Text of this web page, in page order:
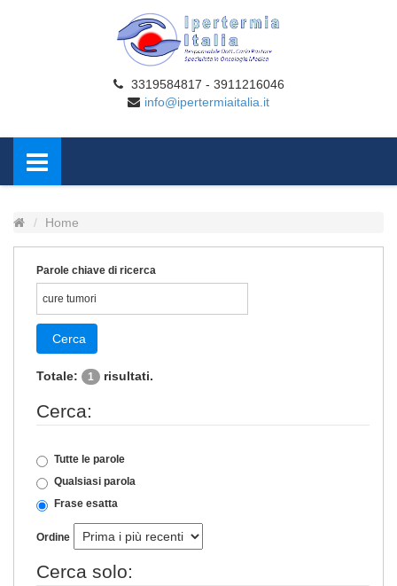
3319584817 - 3911216046
info@ipertermiaitalia.it
Home
Parole chiave di ricerca
Cerca
Totale: 1 risultati.
Cerca:
Tutte le parole
Qualsiasi parola
Frase esatta
Ordine
Cerca solo: